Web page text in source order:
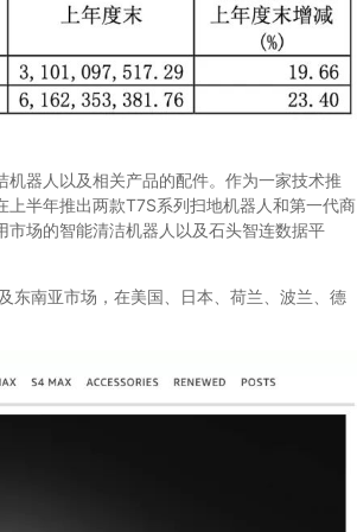
器人以及相关产品的配件。作为一家技术推
半年推出两款T7S系列扫地机器人和第一代商
场的智能清洁机器人以及石头智连数据平
南亚市场，在美国、日本、荷兰、波兰、德